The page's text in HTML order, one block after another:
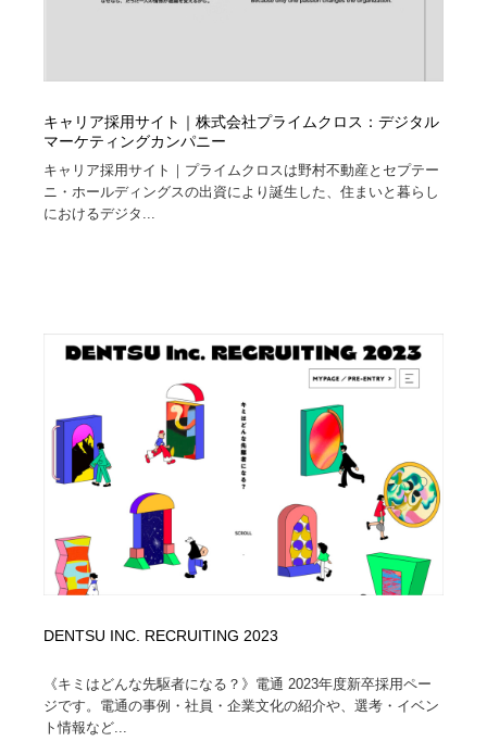
キャリア採用サイト｜株式会社プライムクロス：デジタル
マーケティングカンパニー
キャリア採用サイト｜プライムクロスは野村不動産とセプテー
ニ・ホールディングスの出資により誕生した、住まいと暮らし
におけるデジタ...
DENTSU INC. RECRUITING 2023
《キミはどんな先駆者になる？》電通 2023年度新卒採用ペー
ジです。電通の事例・社員・企業文化の紹介や、選考・イベン
ト情報など...